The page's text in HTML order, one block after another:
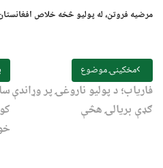
مرضیه فروتن، له پولیو څخه خلاص
مخکینۍ موضوع
فاریاب؛ د پولیو ناروغۍ پر وړاندې
ګډې بریالۍ هڅې